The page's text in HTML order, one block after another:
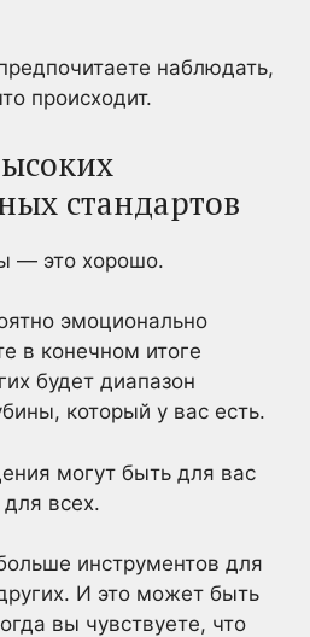
наблюдать,
происходит.
стандартов
— это хорошо.
эмоционально
в конечном итоге
будет диапазон
который у вас есть.
могут быть для вас
всех.
инструментов для
И это может быть
вы чувствуете, что